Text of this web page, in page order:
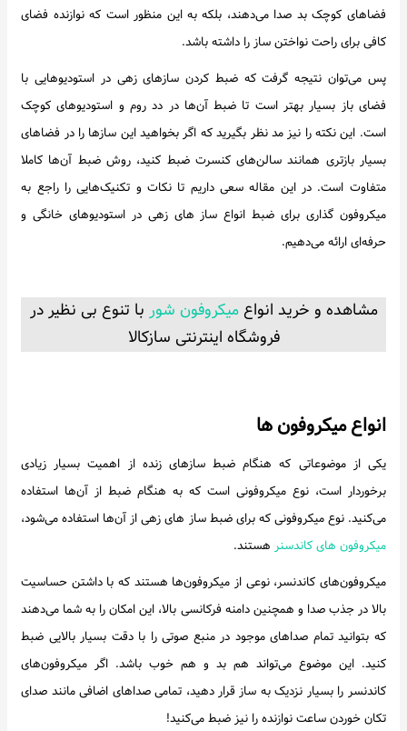
فضاهای کوچک بد صدا می‌دهند، بلکه به این منظور است که نوازنده فضای
کافی برای راحت نواختن ساز را داشته باشد.
پس می‌توان نتیجه گرفت که ضبط کردن سازهای زهی در استودیوهایی با
فضای باز بسیار بهتر است تا ضبط آن‌ها در دد روم و استودیوهای کوچک
است. این نکته را نیز مد نظر بگیرید که اگر بخواهید این سازها را در فضاهای
بسیار بازتری همانند سالن‌های کنسرت ضبط کنید، روش ضبط آن‌ها کاملا
متفاوت است. در این مقاله سعی داریم تا نکات و تکنیک‌هایی را راجع به
میکروفون گذاری برای ضبط انواع ساز های زهی در استودیوهای خانگی و
حرفه‌ای ارائه می‌دهیم.
مشاهده و خرید انواعمیکروفون شور با تنوع بی نظیر در
فروشگاه اینترنتی سازکالا
انواع میکروفون ها
یکی از موضوعاتی که هنگام ضبط سازهای زنده از اهمیت بسیار زیادی
برخوردار است، نوع میکروفونی است که به هنگام ضبط از آن‌ها استفاده
می‌کنید. نوع میکروفونی که برای ضبط ساز های زهی از آن‌ها استفاده می‌شود،
میکروفون های کاندسنر هستند.
میکروفون‌های کاندنسر، نوعی از میکروفون‌ها هستند که با داشتن حساسیت
بالا در جذب صدا و همچنین دامنه فرکانسی بالا، این امکان را به شما می‌دهند
که بتوانید تمام صداهای موجود در منبع صوتی را با دقت بسیار بالایی ضبط
کنید. این موضوع می‌تواند هم بد و هم خوب باشد. اگر میکروفون‌های
کاندنسر را بسیار نزدیک به ساز قرار دهید، تمامی صداهای اضافی مانند صدای
تکان خوردن ساعت نوازنده را نیز ضبط می‌کنید!